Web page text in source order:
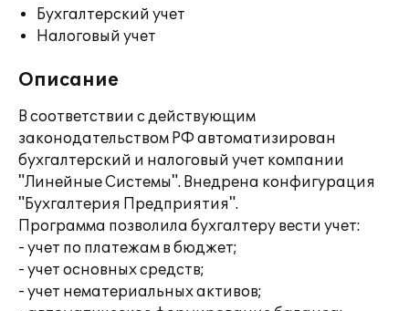
Бухгалтерский учет
Налоговый учет
Описание
В соответствии с действующим
законодательством РФ автоматизирован
бухгалтерский и налоговый учет компании
"Линейные Системы". Внедрена конфигурация
"Бухгалтерия Предприятия".
Программа позволила бухгалтеру вести учет:
- учет по платежам в бюджет;
- учет основных средств;
- учет нематериальных активов;